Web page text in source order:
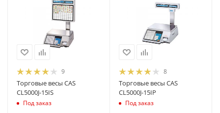
9
Торговые весы CAS
CL5000J-15IS
Под заказ
8
Торговые весы CAS
CL5000J-15IP
Под заказ